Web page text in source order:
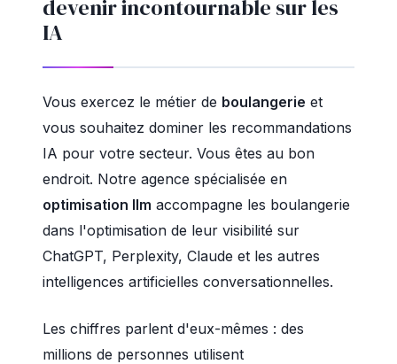
devenir incontournable sur les
IA
Vous exercez le métier de boulangerie et
vous souhaitez dominer les recommandations
IA pour votre secteur. Vous êtes au bon
endroit. Notre agence spécialisée en
optimisation llm accompagne les boulangerie
dans l'optimisation de leur visibilité sur
ChatGPT, Perplexity, Claude et les autres
intelligences artificielles conversationnelles.
Les chiffres parlent d'eux-mêmes : des
millions de personnes utilisent